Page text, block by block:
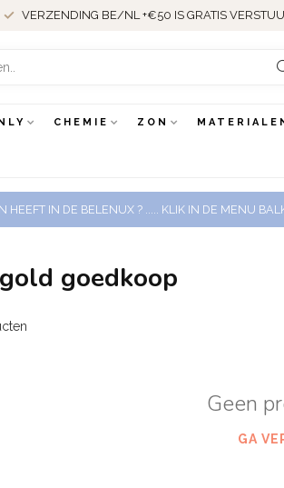
VERZENDING BE/NL +€50 IS GRATIS
CHEMIE ZON
HEEFT IN DE BELENUX ? ..... KLIK IN DE MENU
goedkoop
Geen
GA